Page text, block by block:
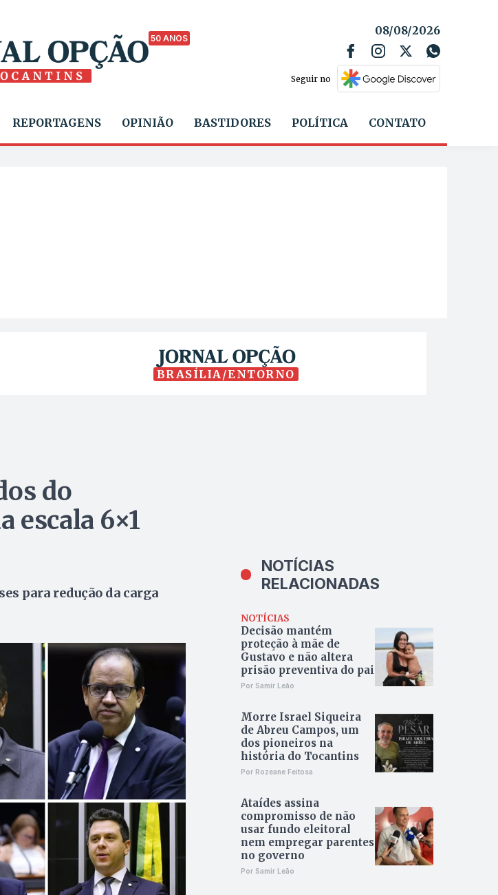
50 ANOS
08/08/2026
Seguir no
REPORTAGENS OPINIÃO BASTIDORES POLÍTICA CONTATO
BRASÍLIA/ENTORNO
do
escala 6×1
para redução da carga
NOTÍCIAS
RELACIONADAS
NOTÍCIAS
Decisão mantém
proteção à mãe de
Gustavo e não altera
prisão preventiva do pai
Por Samir Leão
Morre Israel Siqueira
de Abreu Campos, um
dos pioneiros na
história do Tocantins
Por Rozeane Feitosa
Ataídes assina
compromisso de não
usar fundo eleitoral
nem empregar parentes
no governo
Por Samir Leão